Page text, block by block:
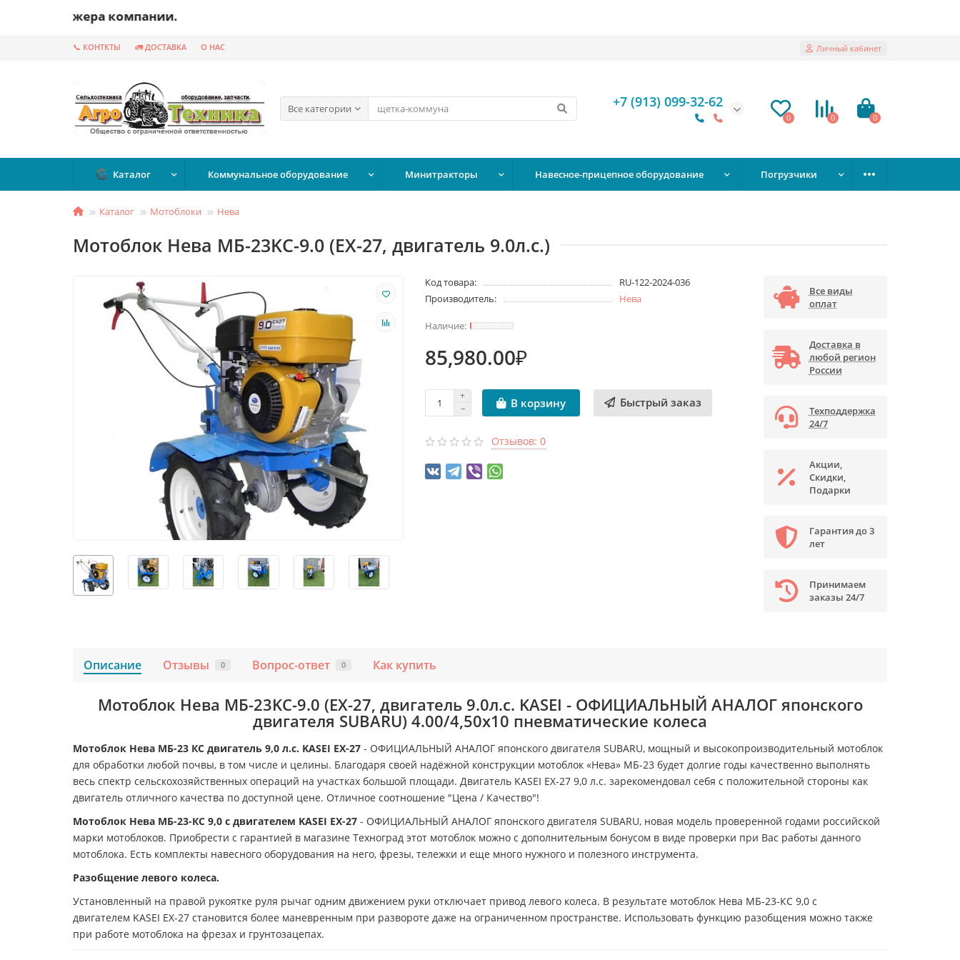
компании.
📞 КОНТКТЫ 🚛 ДОСТАВКА О НАС Личный кабинет
Все категории +7 (913) 099-32-62
0 0 0
Каталог Коммунальное оборудование Минитракторы Навесное-прицепное оборудование Погрузчики
Каталог Мотоблоки Нева
Мотоблок Нева МБ-23KC-9.0 (EX-27, двигатель 9.0л.с.)
Код товара:
RU-122-2024-036
Производитель:
Нева
85,980.00₽
В корзину Быстрый заказ
Отзывов: 0
Все виды
оплат
Доставка в
любой регион
России
Техподдержка
24/7
Акции,
Скидки,
Подарки
Гарантия до 3
лет
Принимаем
заказы 24/7
Описание Отзывы 0 Вопрос-ответ 0 Как купить
Мотоблок Нева МБ-23KC-9.0 (EX-27, двигатель 9.0л.с. KASEI - ОФИЦИАЛЬНЫЙ АНАЛОГ японского
двигателя SUBARU) 4.00/4,50х10 пневматические колеса
Мотоблок Нева МБ-23 КС двигатель 9,0 л.с. KASEI EX-27 - ОФИЦИАЛЬНЫЙ АНАЛОГ японского двигателя SUBARU, мощный и высокопроизводительный мотоблок
для обработки любой почвы, в том числе и целины. Благодаря своей надёжной конструкции мотоблок «Нева» MБ-23 будет долгие годы качественно выполнять
весь спектр сельскохозяйственных операций на участках большой площади. Двигатель KASEI ЕХ-27 9,0 л.с. зарекомендовал себя с положительной стороны как
двигатель отличного качества по доступной цене. Отличное соотношение "Цена / Качество"!
Мотоблок Нева МБ-23-КС 9,0 с двигателем KASEI ЕХ-27 - ОФИЦИАЛЬНЫЙ АНАЛОГ японского двигателя SUBARU, новая модель проверенной годами российской
марки мотоблоков. Приобрести с гарантией в магазине Техноград этот мотоблок можно с дополнительным бонусом в виде проверки при Вас работы данного
мотоблока. Есть комплекты навесного оборудования на него, фрезы, тележки и еще много нужного и полезного инструмента.
Разобщение левого колеса.
Установленный на правой рукоятке руля рычаг одним движением руки отключает привод левого колеса. В результате мотоблок Нева МБ-23-КС 9,0 с
двигателем KASEI ЕХ-27 становится более маневренным при развороте даже на ограниченном пространстве. Использовать функцию разобщения можно также
при работе мотоблока на фрезах и грунтозацепах.